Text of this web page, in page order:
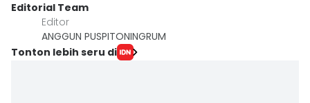
Editorial Team
Editor
ANGGUN PUSPITONINGRUM
Tonton lebih seru di